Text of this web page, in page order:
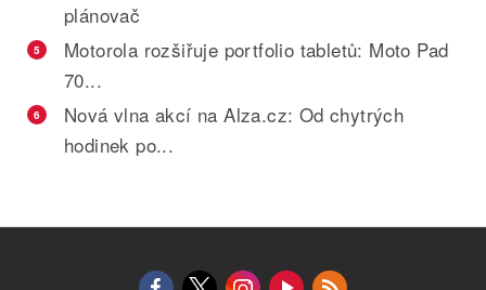
plánovač
5
Motorola rozšiřuje portfolio tabletů: Moto Pad
70...
6
Nová vlna akcí na Alza.cz: Od chytrých
hodinek po...